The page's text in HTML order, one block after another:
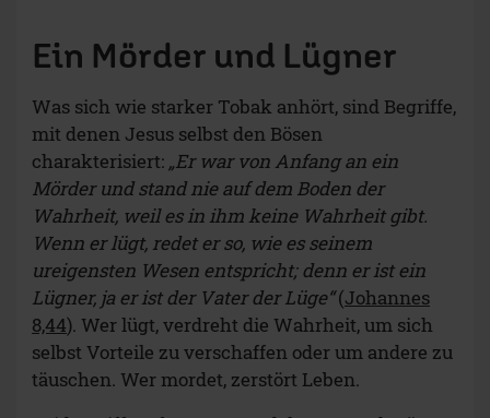
Ein Mörder und Lügner
Was sich wie starker Tobak anhört, sind Begriffe,
mit denen Jesus selbst den Bösen
charakterisiert: „Er war von Anfang an ein
Mörder und stand nie auf dem Boden der
Wahrheit, weil es in ihm keine Wahrheit gibt.
Wenn er lügt, redet er so, wie es seinem
ureigensten Wesen entspricht; denn er ist ein
Lügner, ja er ist der Vater der Lüge“(Johannes
8,44). Wer lügt, verdreht die Wahrheit, um sich
selbst Vorteile zu verschaffen oder um andere zu
täuschen. Wer mordet, zerstört Leben.